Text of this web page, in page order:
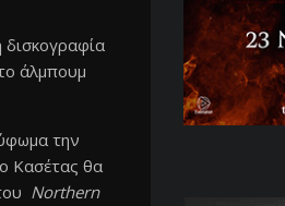
άλμπουμ
την
Κασέτας θα
Νοrthern